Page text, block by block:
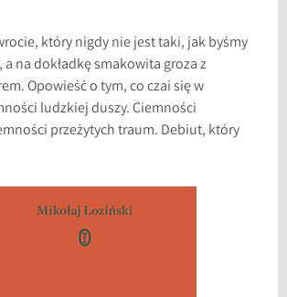
który nigdy nie jest taki, jak byśmy
na dokładkę smakowita groza z
Opowieść o tym, co czai się w
ludzkiej duszy. Ciemności
przeżytych traum. Debiut, który